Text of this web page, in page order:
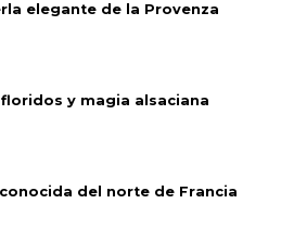
elegante de la Provenza
y magia alsaciana
del norte de Francia